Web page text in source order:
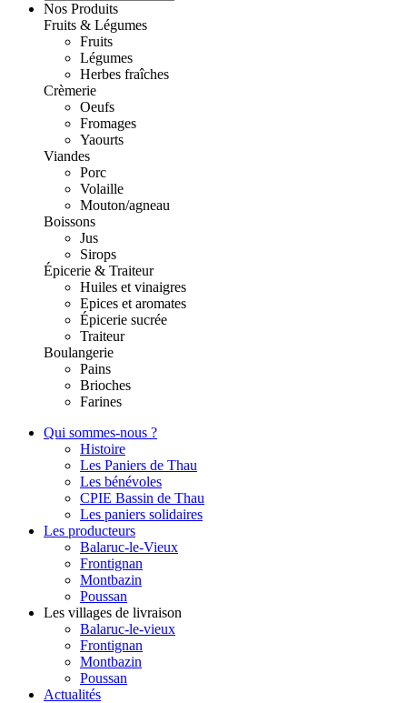
Nos Produits
Fruits & Légumes
Fruits
Légumes
Herbes fraîches
Crèmerie
Oeufs
Fromages
Yaourts
Viandes
Porc
Volaille
Mouton/agneau
Boissons
Jus
Sirops
Épicerie & Traiteur
Huiles et vinaigres
Epices et aromates
Épicerie sucrée
Traiteur
Boulangerie
Pains
Brioches
Farines
Qui sommes-nous ?
Histoire
Les Paniers de Thau
Les bénévoles
CPIE Bassin de Thau
Les paniers solidaires
Les producteurs
Balaruc-le-Vieux
Frontignan
Montbazin
Poussan
Les villages de livraison
Balaruc-le-vieux
Frontignan
Montbazin
Poussan
Actualités